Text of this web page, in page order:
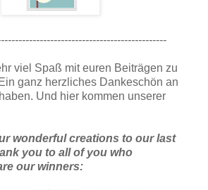
viel Spaß mit euren Beiträgen zu
ganz herzliches Dankeschön an
Und hier kommen unserer
wonderful creations to our last
you to all of you who
our winners: